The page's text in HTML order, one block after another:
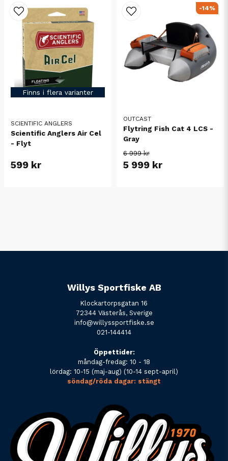
Finns i flera varianter
SCIENTIFIC ANGLERS
Scientific Anglers Air Cel
- Flyt
599 kr
OUTCAST
Flytring Fish Cat 4 LCS -
Gray
6 999 kr
5 999 kr
-14%
Willys Sportfiske AB
Klockartorpsgatan 16
72344 Västerås, Sverige
info@willyssportfiske.se
021-144414
Öppettider:
måndag-fredag: 10 - 18
lördag: 10-15 (maj-aug) (10-14 sept-april)
söndag/röda dagar: stängt